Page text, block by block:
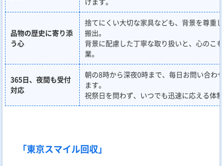
品物の歴史に寄り添
う心
捨てにくい大切な家具なども、背景を尊重
搬出。
背景に配慮した丁寧な取り扱いと、心のこ
業。
365日、夜間も受付
対応
朝の8時から深夜0時まで、毎日お問い合わ
ます。
祝祭日を問わず、いつでも迅速に応える体
「東京スマイル回収」